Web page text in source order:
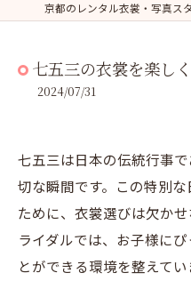
七五三の衣裳を楽し
2024/07/31
七五三は日本の伝統行事
切な瞬間です。この特別
ために、衣裳選びは欠か
ライダルでは、お子様に
とができる環境を整えて